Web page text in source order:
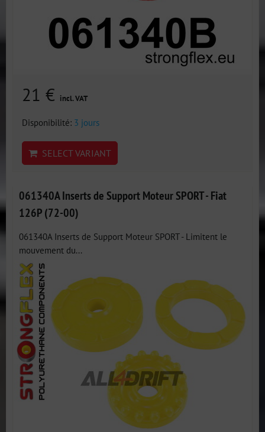
21 € incl. VAT
Disponibilité: 3 jours
SELECT VARIANT
061340A Inserts de Support Moteur SPORT - Fiat
126P (72-00)
061340A Inserts de Support Moteur SPORT - Limitent le
mouvement du...